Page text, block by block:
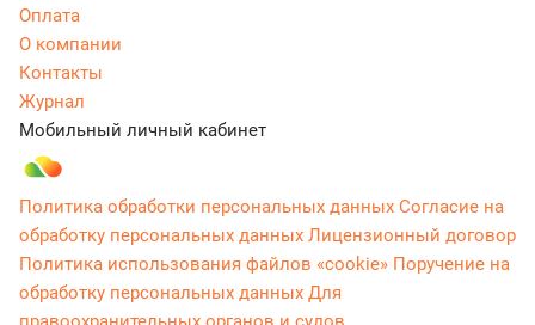
Оплата
О компании
Контакты
Журнал
Мобильный личный кабинет
Политика обработки персональных данных Согласие на
обработку персональных данных Лицензионный договор
Политика использования файлов «cookie» Поручение на
обработку персональных данных Для